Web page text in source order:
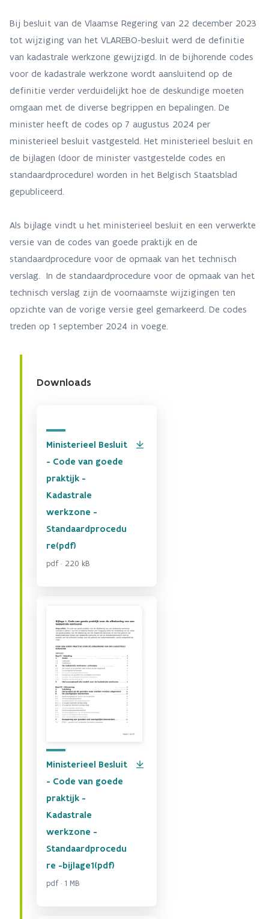
Bij besluit van de Vlaamse Regering van 22 december 2023
tot wijziging van het VLAREBO-besluit werd de definitie
van kadastrale werkzone gewijzigd. In de bijhorende codes
voor de kadastrale werkzone wordt aansluitend op de
definitie verder verduidelijkt hoe de deskundige moeten
omgaan met de diverse begrippen en bepalingen. De
minister heeft de codes op 7 augustus 2024 per
ministerieel besluit vastgesteld. Het ministerieel besluit en
de bijlagen (door de minister vastgestelde codes en
standaardprocedure) worden in het Belgisch Staatsblad
gepubliceerd.
Als bijlage vindt u het ministerieel besluit en een verwerkte
versie van de codes van goede praktijk en de
standaardprocedure voor de opmaak van het technisch
verslag. In de standaardprocedure voor de opmaak van het
technisch verslag zijn de voornaamste wijzigingen ten
opzichte van de vorige versie geel gemarkeerd. De codes
treden op 1 september 2024 in voege.
Downloads
Ministerieel Besluit
- Code van goede
praktijk -
Kadastrale
werkzone -
Standaardprocedu
re(pdf)
pdf · 220 kB
Ministerieel Besluit
- Code van goede
praktijk -
Kadastrale
werkzone -
Standaardprocedu
re -bijlage1(pdf)
pdf · 1 MB